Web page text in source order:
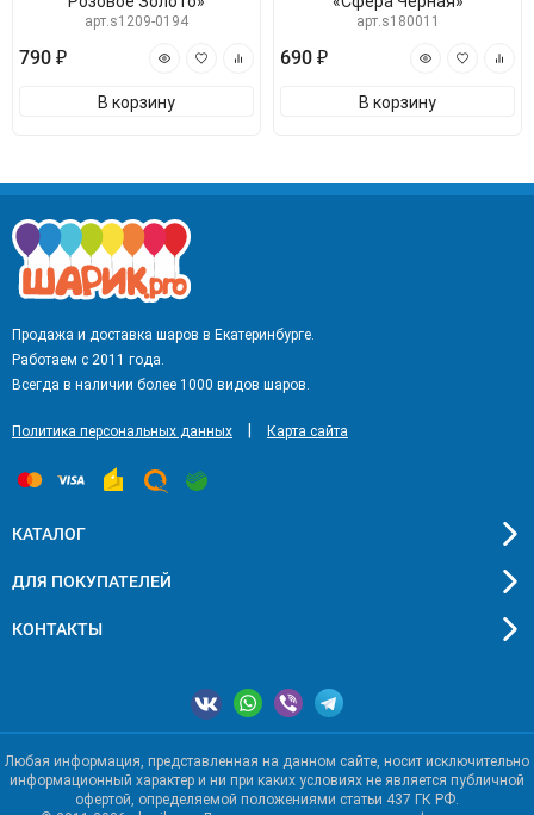
арт.s1209-0194
790 ₽
В корзину
арт.s180011
690 ₽
В корзину
Продажа и доставка шаров в Екатеринбурге.
Работаем с 2011 года.
Всегда в наличии более 1000 видов шаров.
Политика персональных данных Карта сайта
КАТАЛОГ
ДЛЯ ПОКУПАТЕЛЕЙ
КОНТАКТЫ
Любая информация, представленная на данном сайте, носит исключительно
информационный характер и ни при каких условиях не является публичной
офертой, определяемой положениями статьи 437 ГК РФ.